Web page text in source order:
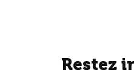
Restez